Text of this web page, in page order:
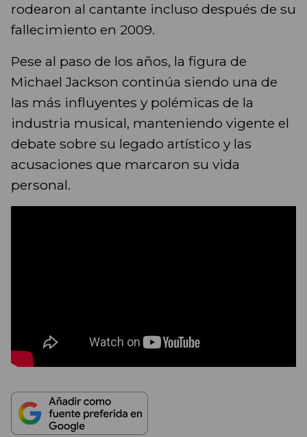
rodearon al cantante incluso después de su
fallecimiento en 2009.
Pese al paso de los años, la figura de
Michael Jackson continúa siendo una de
las más influyentes y polémicas de la
industria musical, manteniendo vigente el
debate sobre su legado artístico y las
acusaciones que marcaron su vida
personal.